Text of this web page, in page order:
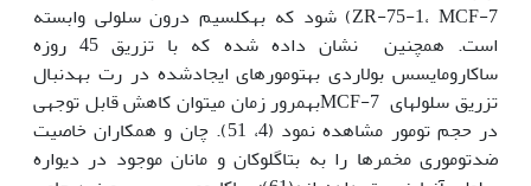
ZR-75-1، MCF-7) شود که به‏کلسیم درون سلولی وابسته
است. هم‏چنین نشان داده شده که با تزریق 45 روزه
ساکارومایسس بولاردی به‏تومورهای ایجادشده در رت به‏دنبال
تزریق سلول‏های MCF-7به‏مرور زمان میتوان کاهش قابل توجهی
در حجم تومور مشاهده نمود (4، 51). چان و همکاران خاصیت
ضدتوموری مخمرها را به ‏بتاگلوکان و مانان موجود در دیواره